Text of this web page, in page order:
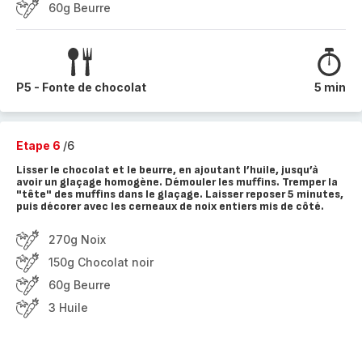
60g Beurre
P5 - Fonte de chocolat 5 min
Etape 6 /6
Lisser le chocolat et le beurre, en ajoutant l’huile, jusqu’à
avoir un glaçage homogène. Démouler les muffins. Tremper la
"tête" des muffins dans le glaçage. Laisser reposer 5 minutes,
puis décorer avec les cerneaux de noix entiers mis de côté.
270g Noix
150g Chocolat noir
60g Beurre
3 Huile